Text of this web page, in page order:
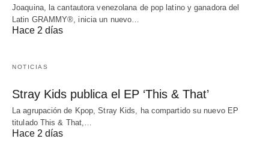
Joaquina, la cantautora venezolana de pop latino y ganadora del
Latin GRAMMY®, inicia un nuevo…
Hace 2 días
NOTICIAS
Stray Kids publica el EP ‘This & That’
La agrupación de Kpop, Stray Kids, ha compartido su nuevo EP
titulado This & That,…
Hace 2 días